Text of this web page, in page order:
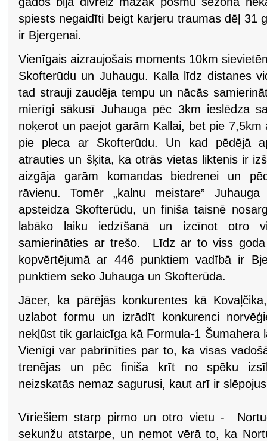
spiests negaidīti beigt karjeru traumas dēļ 31
ir Bjergenai.
Vienīgais aizraujošais moments 10km
Skofterūdu un Juhaugu. Kalla līdz distanes
tad strauji zaudēja tempu un nācās
mierīgi sākusī Juhauga pēc 3km ieslēdza
noķerot un paejot garām Kallai, bet pie
pie pleca ar Skofterūdu. Un kad pēdējā
atrauties un šķita, ka otrās vietas liktenis ir
aizgāja garām komandas biedrenei un
rāvienu. Tomēr „kalnu meistare”
apsteidza Skofterūdu, un finiša taisnē
labāko laiku iedzīšanā un izcīnot otro
samierināties ar trešo. Līdz ar to viss goda
kopvērtējumā ar 446 punktiem vadībā ir
punktiem seko Juhauga un Skofterūda.
Jācer, ka pārējās konkurentes kā
uzlabot formu un izrādīt konkurenci
nekļūst tik garlaicīga kā Formula-1 Šumahera
Vienīgi var pabrīnīties par to, ka visas
trenējas un pēc finiša krīt no spēku
neizskatās nemaz sagurusi, kaut arī ir
Vīriešiem starp pirmo un otro vietu -
sekunžu atstarpe, un ņemot vērā to, ka